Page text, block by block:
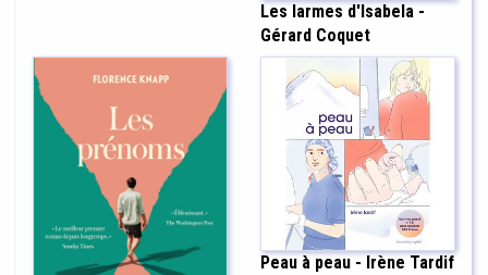
Les larmes d'Isabela -
Gérard Coquet
Peau à peau - Irène Tardif